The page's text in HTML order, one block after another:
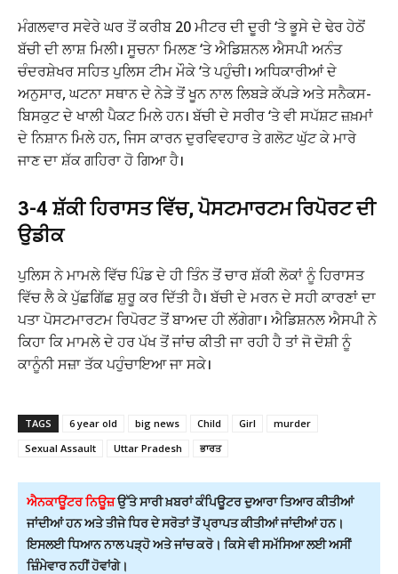
ਮੰਗਲਵਾਰ ਸਵੇਰੇ ਘਰ ਤੋਂ ਕਰੀਬ 20 ਮੀਟਰ ਦੀ ਦੂਰੀ ‘ਤੇ ਭੂਸੇ ਦੇ ਢੇਰ ਹੇਠੋਂ
ਬੱਚੀ ਦੀ ਲਾਸ਼ ਮਿਲੀ। ਸੂਚਨਾ ਮਿਲਣ ‘ਤੇ ਐਡਿਸ਼ਨਲ ਐਸਪੀ ਅਨੰਤ
ਚੰਦਰਸ਼ੇਖਰ ਸਹਿਤ ਪੁਲਿਸ ਟੀਮ ਮੌਕੇ ‘ਤੇ ਪਹੁੰਚੀ। ਅਧਿਕਾਰੀਆਂ ਦੇ
ਅਨੁਸਾਰ, ਘਟਨਾ ਸਥਾਨ ਦੇ ਨੇੜੇ ਤੋਂ ਖੂਨ ਨਾਲ ਲਿਬੜੇ ਕੱਪੜੇ ਅਤੇ ਸਨੈਕਸ-
ਬਿਸਕੁਟ ਦੇ ਖਾਲੀ ਪੈਕਟ ਮਿਲੇ ਹਨ। ਬੱਚੀ ਦੇ ਸਰੀਰ ‘ਤੇ ਵੀ ਸਪੱਸ਼ਟ ਜ਼ਖ਼ਮਾਂ
ਦੇ ਨਿਸ਼ਾਨ ਮਿਲੇ ਹਨ, ਜਿਸ ਕਾਰਨ ਦੁਰਵਿਵਹਾਰ ਤੇ ਗਲੋਟ ਘੁੱਟ ਕੇ ਮਾਰੇ
ਜਾਣ ਦਾ ਸ਼ੱਕ ਗਹਿਰਾ ਹੋ ਗਿਆ ਹੈ।
3-4 ਸ਼ੱਕੀ ਹਿਰਾਸਤ ਵਿੱਚ, ਪੋਸਟਮਾਰਟਮ ਰਿਪੋਰਟ ਦੀ
ਉਡੀਕ
ਪੁਲਿਸ ਨੇ ਮਾਮਲੇ ਵਿੱਚ ਪਿੰਡ ਦੇ ਹੀ ਤਿੰਨ ਤੋਂ ਚਾਰ ਸ਼ੱਕੀ ਲੋਕਾਂ ਨੂੰ ਹਿਰਾਸਤ
ਵਿੱਚ ਲੈ ਕੇ ਪੁੱਛਗਿੱਛ ਸ਼ੁਰੂ ਕਰ ਦਿੱਤੀ ਹੈ। ਬੱਚੀ ਦੇ ਮਰਨ ਦੇ ਸਹੀ ਕਾਰਣਾਂ ਦਾ
ਪਤਾ ਪੋਸਟਮਾਰਟਮ ਰਿਪੋਰਟ ਤੋਂ ਬਾਅਦ ਹੀ ਲੱਗੇਗਾ। ਐਡਿਸ਼ਨਲ ਐਸਪੀ ਨੇ
ਕਿਹਾ ਕਿ ਮਾਮਲੇ ਦੇ ਹਰ ਪੱਖ ਤੋਂ ਜਾਂਚ ਕੀਤੀ ਜਾ ਰਹੀ ਹੈ ਤਾਂ ਜੋ ਦੋਸ਼ੀ ਨੂੰ
ਕਾਨੂੰਨੀ ਸਜ਼ਾ ਤੱਕ ਪਹੁੰਚਾਇਆ ਜਾ ਸਕੇ।
TAGS 6 year old big news Child Girl
murder
Sexual Assault
Uttar Pradesh ਭਾਰਤ
ਐਨਕਾਊਂਟਰ ਨਿਊਜ਼ਉੱਤੇ ਸਾਰੀ ਖ਼ਬਰਾਂ ਕੰਪਿਊਟਰ ਦੁਆਰਾ ਤਿਆਰ ਕੀਤੀਆਂ
ਜਾਂਦੀਆਂ ਹਨ ਅਤੇ ਤੀਜੇ ਧਿਰ ਦੇ ਸਰੋਤਾਂ ਤੋਂ ਪ੍ਰਾਪਤ ਕੀਤੀਆਂ ਜਾਂਦੀਆਂ ਹਨ।
ਇਸਲਈ ਧਿਆਨ ਨਾਲ ਪੜ੍ਹੋ ਅਤੇ ਜਾਂਚ ਕਰੋ। ਕਿਸੇ ਵੀ ਸਮੱਸਿਆ ਲਈ ਅਸੀਂ
ਜ਼ਿੰਮੇਵਾਰ ਨਹੀਂ ਹੋਵਾਂਗੇ।